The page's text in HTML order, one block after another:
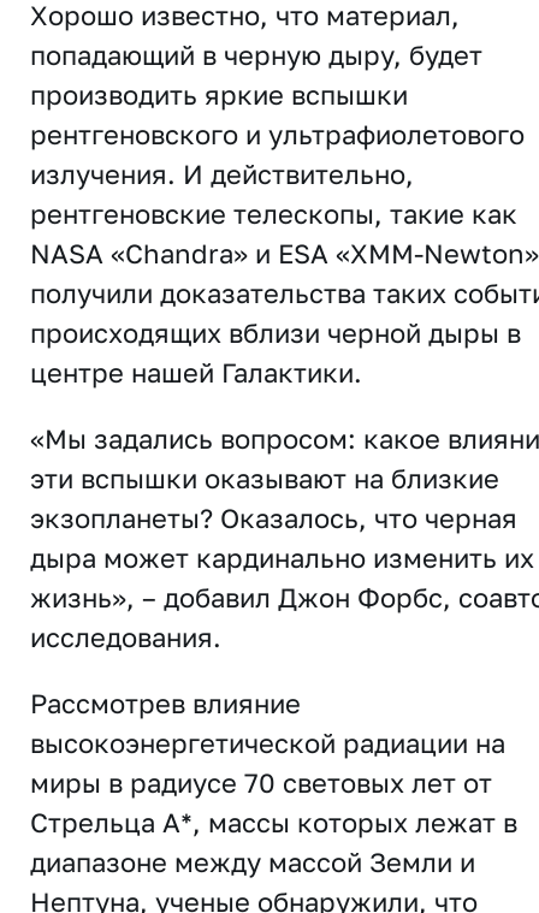
Хорошо известно, что материал,
попадающий в черную дыру, будет
производить яркие вспышки
рентгеновского и ультрафиолетового
излучения. И действительно,
рентгеновские телескопы, такие как
NASA «Chandra» и ESA «XMM-
получили доказательства таких
происходящих вблизи черной дыры в
центре нашей Галактики.
«Мы задались вопросом: какое
эти вспышки оказывают на близкие
экзопланеты? Оказалось, что черная
дыра может кардинально изменить их
жизнь», – добавил Джон Форбс,
исследования.
Рассмотрев влияние
высокоэнергетической радиации на
миры в радиусе 70 световых лет от
Стрельца A*, массы которых лежат в
диапазоне между массой Земли и
Нептуна, ученые обнаружили, что